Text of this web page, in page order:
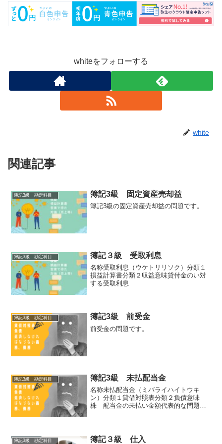
whiteをフォローする
white
関連記事
簿記3級 勘定科目 簿記3級 固定資産売却益
簿記3級の固定資産売却益の問題です。
簿記3級 勘定科目 簿記３級 受取利息
名称受取利息（ウケトリリソク）分類１
損益計算書分類２収益意味貸付金のい対
する受取利息
簿記3級 勘定科目 簿記3級 前受金
前受金の問題です。
簿記3級 勘定科目 簿記3級 未払配当金
名称未払配当金（ミバライハイトウキ
ン）分類１貸借対照表分類２負債意味
株 配当金の未払い金額代表的な問題で
方金額貸方金額繰越利益剰...
簿記3級 勘定科目 簿記３級 仕入